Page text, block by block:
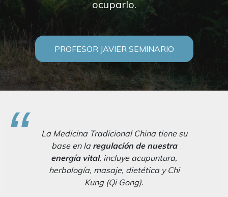
ocuparlo.
PROFESOR JAVIER SEMINARIO
La Medicina Tradicional China tiene su
base en laregulación de nuestra
energía vital, incluye acupuntura,
herbología, masaje, dietética y Chi
Kung (Qi Gong).